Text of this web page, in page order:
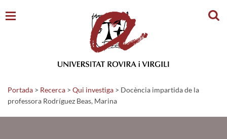
Portada > Recerca > Qui investiga > Docència impartida de la
professora Rodríguez Beas, Marina